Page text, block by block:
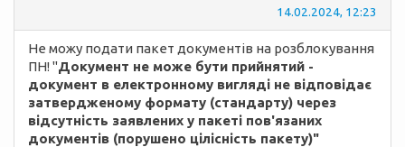
14.02.2024, 12:23
Не можу подати пакет документів на розблокування
ПН! "Документ не може бути прийнятий -
документ в електронному вигляді не відповідає
затвердженому формату (стандарту) через
відсутність заявлених у пакеті пов'язаних
документів (порушено цілісність пакету)"